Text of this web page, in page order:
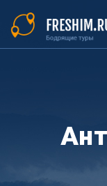
основному
содержанию